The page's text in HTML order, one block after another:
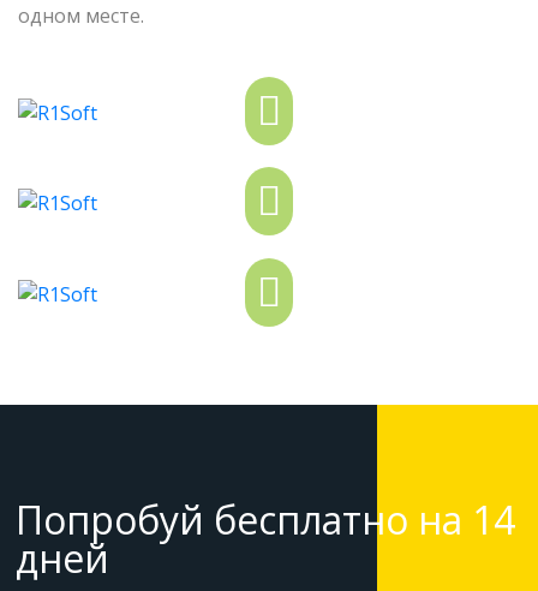
одном месте.
Попробуй бесплатно на 14
дней